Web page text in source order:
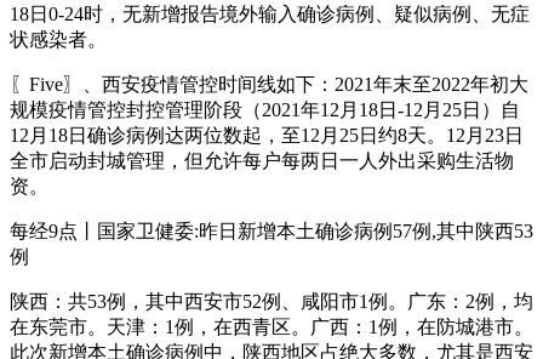
18日0-24时，无新增报告境外输入确诊病例、疑似病例、无症
状感染者。
〖Five〗、西安疫情管控时间线如下：2021年末至2022年初大
规模疫情管控封控管理阶段（2021年12月18日-12月25日）自
12月18日确诊病例达两位数起，至12月25日约8天。12月23日
全市启动封城管理，但允许每户每两日一人外出采购生活物
资。
每经9点丨国家卫健委:昨日新增本土确诊病例57例,其中陕西53
例
陕西：共53例，其中西安市52例、咸阳市1例。广东：2例，均
在东莞市。天津：1例，在西青区。广西：1例，在防城港市。
此次新增本土确诊病例中，陕西地区占绝大多数，尤其是西安